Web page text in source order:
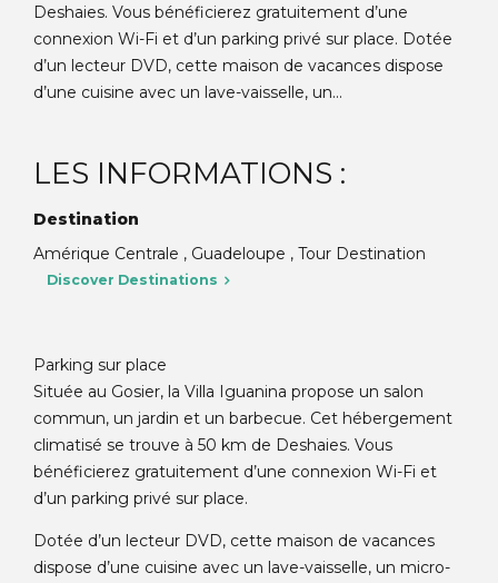
Deshaies. Vous bénéficierez gratuitement d’une
connexion Wi-Fi et d’un parking privé sur place. Dotée
d’un lecteur DVD, cette maison de vacances dispose
d’une cuisine avec un lave-vaisselle, un...
LES INFORMATIONS :
Destination
Amérique Centrale , Guadeloupe , Tour Destination
Discover Destinations
Parking sur place
Située au Gosier, la Villa Iguanina propose un salon
commun, un jardin et un barbecue. Cet hébergement
climatisé se trouve à 50 km de Deshaies. Vous
bénéficierez gratuitement d’une connexion Wi-Fi et
d’un parking privé sur place.
Dotée d’un lecteur DVD, cette maison de vacances
dispose d’une cuisine avec un lave-vaisselle, un micro-